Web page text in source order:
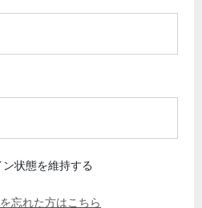
ン状態を維持する
忘れた方はこちら